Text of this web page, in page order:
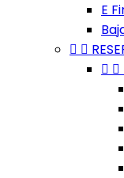
E
 
 